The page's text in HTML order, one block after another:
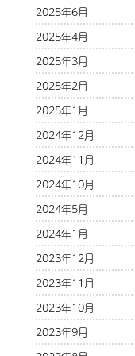
2025年6月
2025年4月
2025年3月
2025年2月
2025年1月
2024年12月
2024年11月
2024年10月
2024年5月
2024年1月
2023年12月
2023年11月
2023年10月
2023年9月